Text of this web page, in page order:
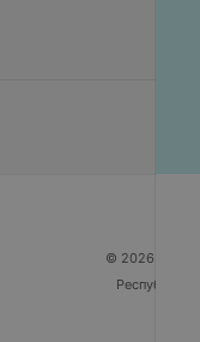
© 2026 ООО
Республика